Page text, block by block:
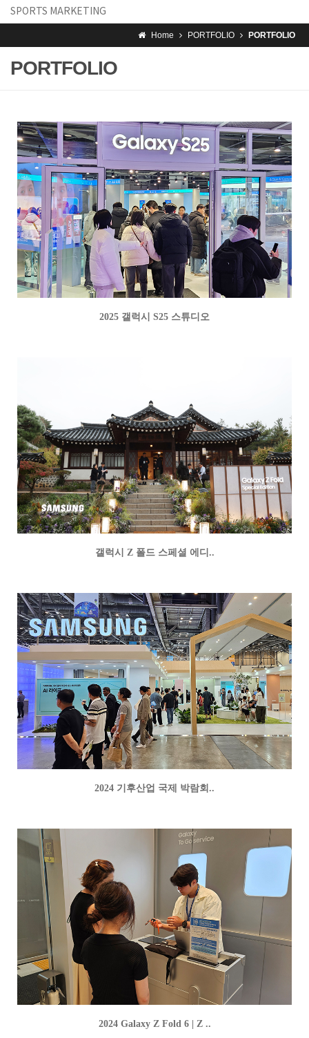
SPORTS MARKETING
Home PORTFOLIO PORTFOLIO
PORTFOLIO
2025 갤럭시 S25 스튜디오
갤럭시 Z 폴드 스페셜 에디..
2024 기후산업 국제 박람회..
2024 Galaxy Z Fold 6 | Z ..